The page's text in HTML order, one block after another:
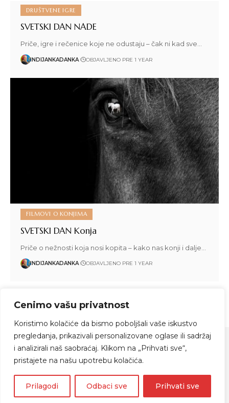
Cenimo vašu privatnost
Koristimo kolačiće da bismo poboljšali vaše iskustvo
pregledanja, prikazivali personalizovane oglase ili sadržaj
i analizirali naš saobraćaj. Klikom na „Prihvati sve“,
pristajete na našu upotrebu kolačića.
Prilagodi Odbaci sve Prihvati sve
DRUŠTVENE IGRE
SVETSKI DAN NADE
Priče, igre i rečenice koje ne odustaju – čak ni kad sve…
INDIJANKADANKA OBJAVLJENO PRE 1 YEAR
FILMOVI O KONJIMA
SVETSKI DAN Konja
Priče o nežnosti koja nosi kopita – kako nas konji i dalje…
INDIJANKADANKA OBJAVLJENO PRE 1 YEAR
1 2 3 4
Zapratite me
© 2024 Indijanka Danka